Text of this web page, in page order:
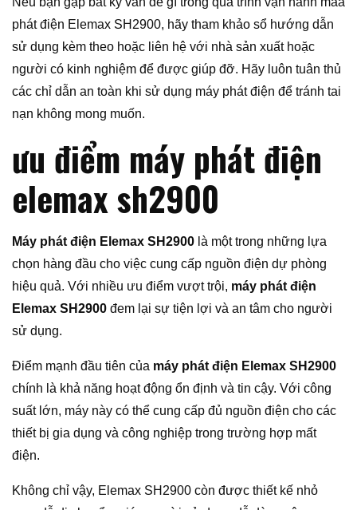
phát điện Elemax SH2900, hãy tham khảo sổ hướng dẫn
sử dụng kèm theo hoặc liên hệ với nhà sản xuất hoặc
người có kinh nghiệm để được giúp đỡ. Hãy luôn tuân thủ
các chỉ dẫn an toàn khi sử dụng máy phát điện để tránh tai
nạn không mong muốn.
ưu điểm máy phát điện
elemax sh2900
Máy phát điện Elemax SH2900 là một trong những lựa
chọn hàng đầu cho việc cung cấp nguồn điện dự phòng
hiệu quả. Với nhiều ưu điểm vượt trội, máy phát điện
Elemax SH2900 đem lại sự tiện lợi và an tâm cho người
sử dụng.
Điểm mạnh đầu tiên của máy phát điện Elemax SH2900
chính là khả năng hoạt động ổn định và tin cậy. Với công
suất lớn, máy này có thể cung cấp đủ nguồn điện cho các
thiết bị gia dụng và công nghiệp trong trường hợp mất
điện.
Không chỉ vậy, Elemax SH2900 còn được thiết kế nhỏ